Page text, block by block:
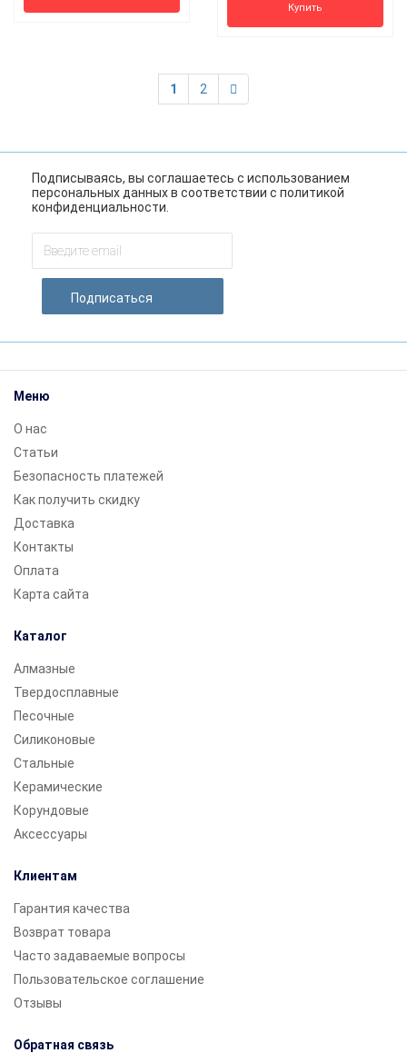
Купить
1 2
Подписываясь, вы соглашаетесь с использованием
персональных данных в соответствии с политикой
конфиденциальности
Подписаться
Меню
О нас
Статьи
Безопасность платежей
Как получить скидку
Доставка
Контакты
Оплата
Карта сайта
Каталог
Алмазные
Твердосплавные
Песочные
Силиконовые
Стальные
Керамические
Корундовые
Аксессуары
Клиентам
Гарантия качества
Возврат товара
Часто задаваемые вопросы
Пользовательское соглашение
Отзывы
Обратная связь